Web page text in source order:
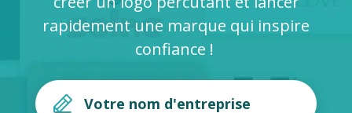
SE CONNECTER
rapidement une marque qui inspire
confiance !